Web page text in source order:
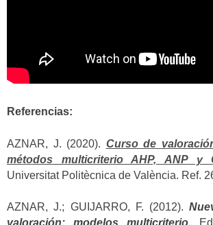
Referencias:
AZNAR, J. (2020). Curso de
métodos multicriterio AHP, ANP y
Universitat Politècnica de València. Ref.
AZNAR, J.; GUIJARRO, F. (2012).
valoración: modelos multicriterio.